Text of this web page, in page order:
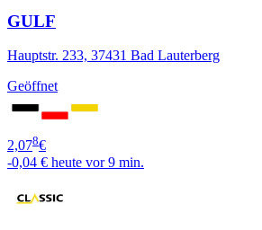
GULF
Hauptstr. 233, 37431 Bad Lauterberg
Geöffnet
2,078€
-0,04 € heute vor 9 min.